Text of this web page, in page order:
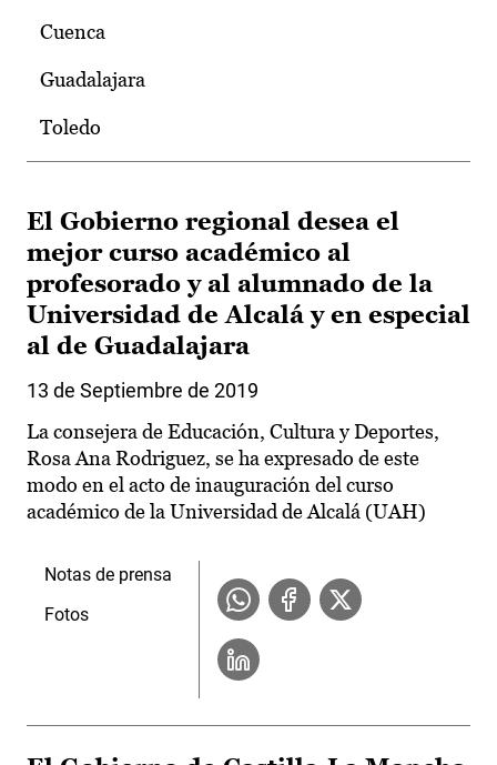
Cuenca
Guadalajara
Toledo
El Gobierno regional desea el
mejor curso académico al
profesorado y al alumnado de la
Universidad de Alcalá y en especial
al de Guadalajara
13 de Septiembre de 2019
La consejera de Educación, Cultura y Deportes,
Rosa Ana Rodriguez, se ha expresado de este
modo en el acto de inauguración del curso
académico de la Universidad de Alcalá (UAH)
Notas de prensa
Fotos